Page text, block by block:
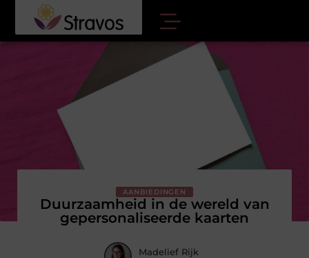
AANBIEDINGEN
Duurzaamheid in de wereld van
gepersonaliseerde kaarten
Madelief Rijk